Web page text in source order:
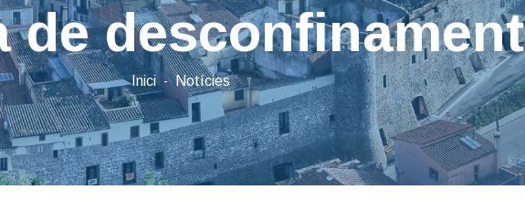
de desconfinament
Inici Notícies